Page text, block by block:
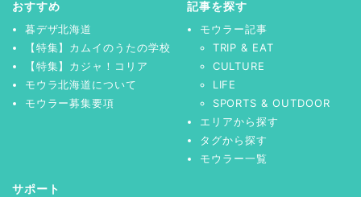
おすすめ
暮デザ北海道
【特集】カムイのうたの学校
【特集】カジャ！コリア
モウラ北海道について
モウラー募集要項
記事を探す
モウラー記事
TRIP & EAT
CULTURE
LIFE
SPORTS & OUTDOOR
エリアから探す
タグから探す
モウラー一覧
サポート